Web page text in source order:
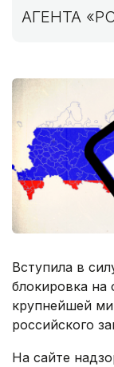
АГЕНТА
Вступила в
блокировка на
крупнейшей
российского
На сайте